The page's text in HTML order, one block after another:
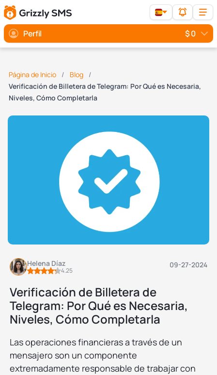
Perfil $ 0
Página de Inicio
Blog
Verificación de Billetera de Telegram: Por Qué es Necesaria,
Niveles, Cómo Completarla
Helena Díaz
4.25
09-27-2024
Verificación de Billetera de
Telegram: Por Qué es Necesaria,
Niveles, Cómo Completarla
Las operaciones financieras a través de un
mensajero son un componente
extremadamente responsable de trabajar con